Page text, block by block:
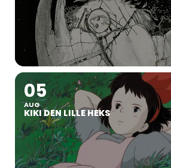
05
AUG
KIKI DEN LILLE HEKS